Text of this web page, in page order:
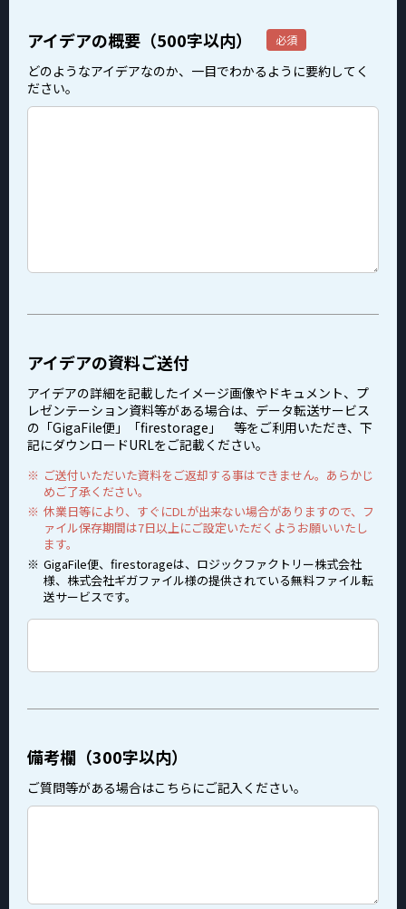
アイデアの概要（500字以内）
どのようなアイデアなのか、一目でわかるように要約してく
ださい。
アイデアの資料ご送付
アイデアの詳細を記載したイメージ画像やドキュメント、プ
レゼンテーション資料等がある場合は、データ転送サービス
の「GigaFile便」「firestorage」 等をご利用いただき、下
記にダウンロードURLをご記載ください。
ご送付いただいた資料をご返却する事はできません。あらかじ
めご了承ください。
休業日等により、すぐにDLが出来ない場合がありますので、フ
ァイル保存期間は7日以上にご設定いただくようお願いいたし
ます。
GigaFile便、firestorageは、ロジックファクトリー株式会社
様、株式会社ギガファイル様の提供されている無料ファイル転
送サービスです。
備考欄（300字以内）
ご質問等がある場合はこちらにご記入ください。